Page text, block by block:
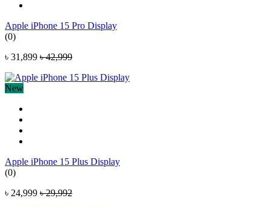
Apple iPhone 15 Pro Display
(0)
৳ 31,899 ৳ 42,999
New
Apple iPhone 15 Plus Display
(0)
৳ 24,999 ৳ 29,992